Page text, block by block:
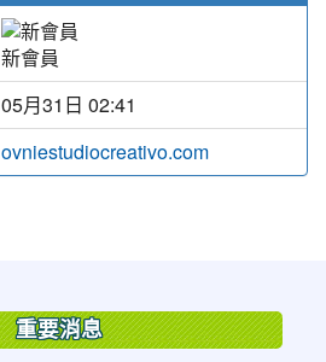
新會員
05月31日 02:41
ovniestudiocreativo.com
重要消息